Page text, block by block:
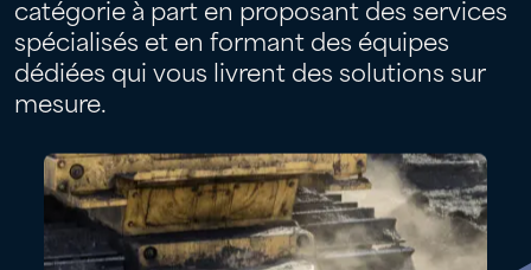
catégorie à part en proposant des services
spécialisés et en formant des équipes
dédiées qui vous livrent des solutions sur
mesure.